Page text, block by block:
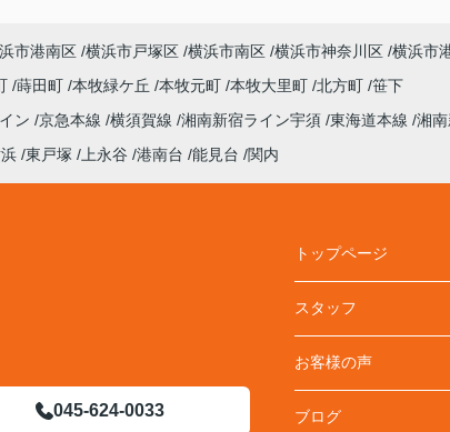
市港南区 横浜市戸塚区 横浜市南区 横浜市神奈川区 横浜市
蒔田町 本牧緑ケ丘 本牧元町 本牧大里町 北方町 笹下
ン 京急本線 横須賀線 湘南新宿ライン宇須 東海道本線 湘
東戸塚 上永谷 港南台 能見台 関内
045-624-0033
トップページ
スタッフ
お客様の声
ブログ